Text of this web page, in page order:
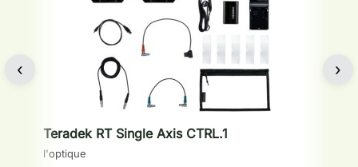
‹
Teradek RT Single Axis CTRL.1
l'optique
›